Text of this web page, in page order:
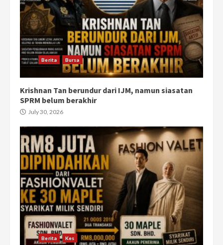
Berita Bursa
Krishnan Tan berundur dari IJM, namun siasatan
SPRM belum berakhir
July 30, 2026
Berita Kes